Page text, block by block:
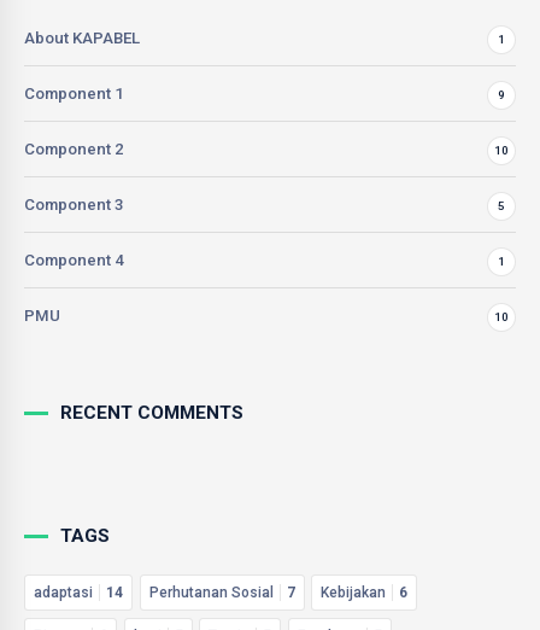
About KAPABEL 1
Component 1 9
Component 2 10
Component 3 5
Component 4 1
PMU 10
RECENT COMMENTS
TAGS
adaptasi 14 Perhutanan Sosial 7 Kebijakan 6